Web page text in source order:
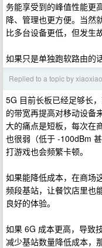
务能享受到的峰值性能更
降、管理也更方便。当然
比多台设备更低，但发生
如果只是单独跑软路由的
Replied to a topic by
5G 目前长板已经足够长
的带宽再提高对移动设备
大的痛点是短板，每次在
也很弱（低于 -100dBm
打游戏也会频繁卡顿。
如果能降低成本，在商场
频段基站，让餐饮店里也
良好的体验。
如果 6G 成本更高，导致
减少基站数量降低成本，